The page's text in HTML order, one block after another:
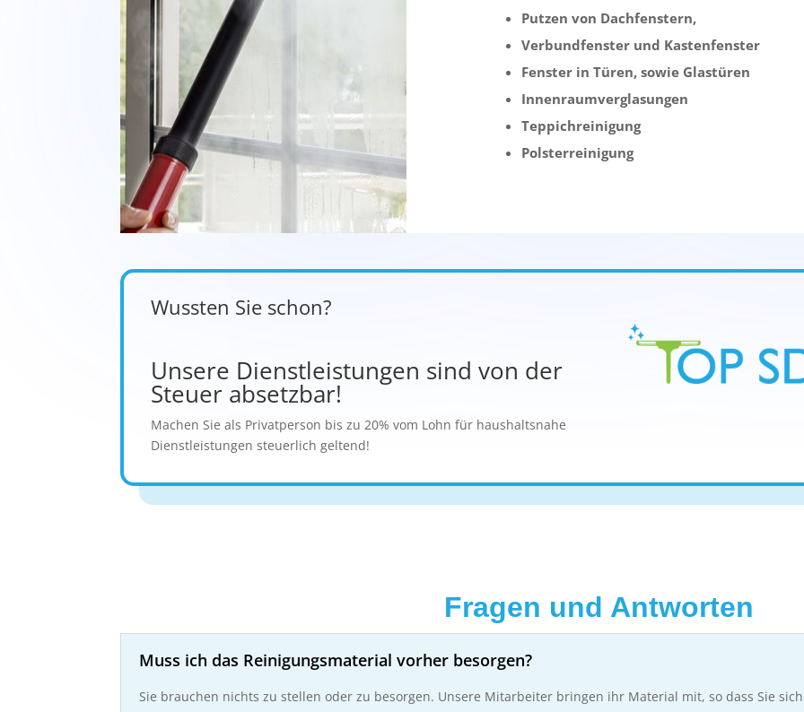
Putzen von Dachfenstern,
Verbundfenster und Kastenfenster
Fenster in Türen, sowie Glastüren
Innenraumverglasungen
Teppichreinigung
Polsterreinigung
Wussten Sie schon?
Unsere Dienstleistungen sind von der
Steuer absetzbar!
Machen Sie als Privatperson bis zu 20% vom Lohn für haushaltsnahe
Dienstleistungen steuerlich geltend!
Fragen und Antworten
Muss ich das Reinigungsmaterial vorher besorgen?
Sie brauchen nichts zu stellen oder zu besorgen. Unsere Mitarbeiter bringen ihr Material mit, so dass Sie